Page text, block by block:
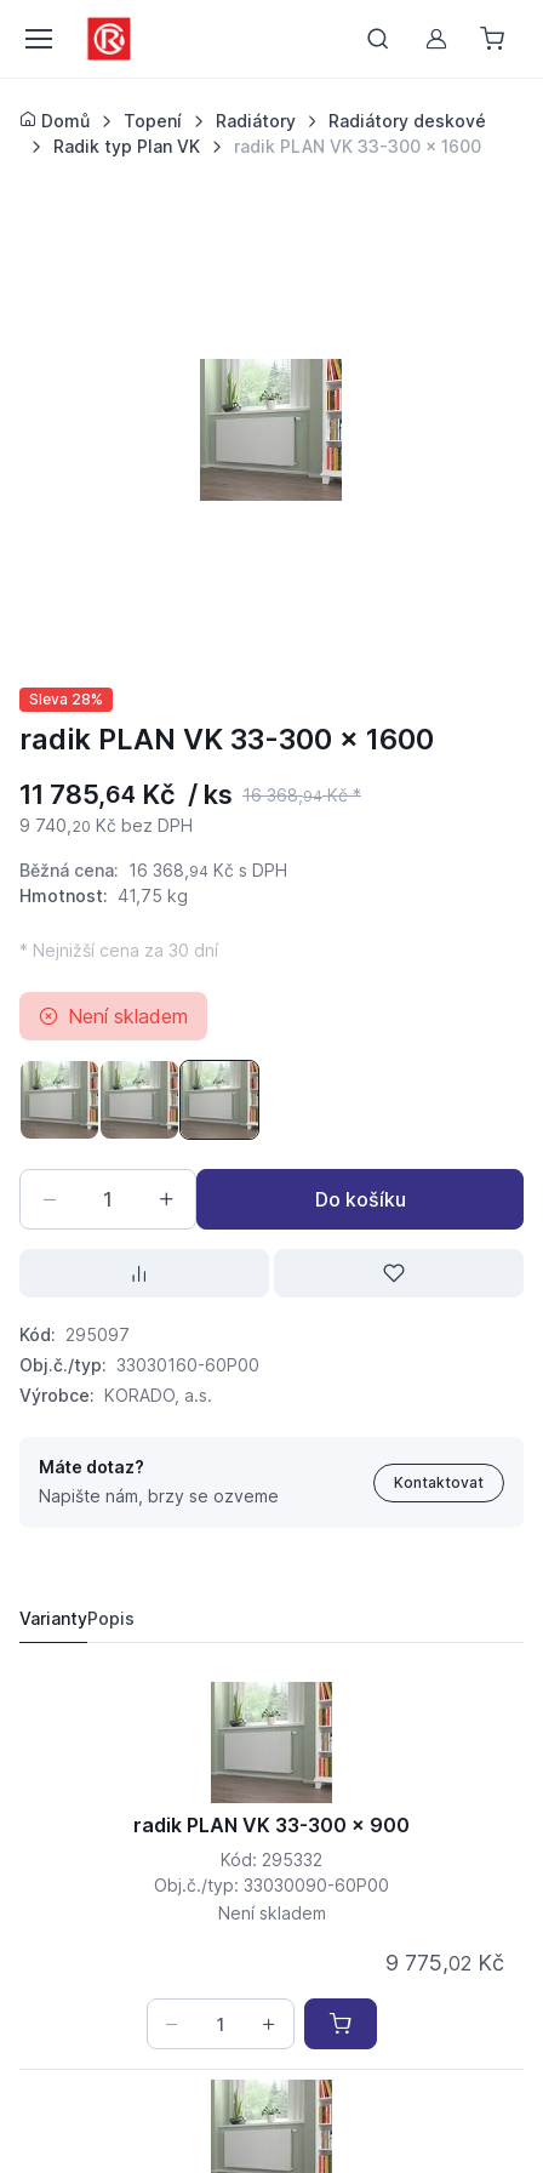
Můj účet
Domů Topení Radiátory
Radiátory deskové
Radik typ Plan VK
radik PLAN VK 33-300 x 1600
Sleva 28%
radik PLAN VK 33-300 x 1600
11 785,64 Kč / ks 16 368,94Kč *
9 740, 20 Kč bez DPH
Běžná cena: 16 368, 94 Kč s DPH
Hmotnost: 41,75 kg
* Nejnižší cena za 30 dní
Není skladem
radik PLAN VK 33-300 x 900
radik PLAN VK 33-300 x 1400
radik PLAN VK 33-300 x 1600
Do košíku
Kód: 295097
Obj.č./typ: 33030160-60P00
Výrobce: KORADO, a.s.
Máte dotaz?
Napište nám, brzy se ozveme
Kontaktovat
VariantyPopis
radik PLAN VK 33-300 x 900
Kód: 295332
Obj.č./typ: 33030090-60P00
Není skladem
9 775,02 Kč